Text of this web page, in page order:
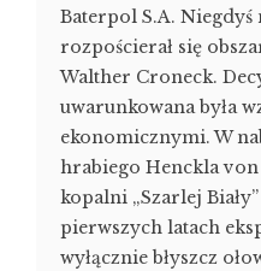
Baterpol S.A.
rozpościerał się
Walther Croneck.
uwarunkowana była
ekonomicznymi. W
hrabiego Henckla
kopalni „Szarlej
pierwszych latach
wyłącznie błyszcz